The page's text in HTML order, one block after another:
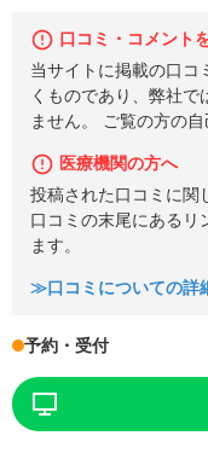
口コミ・コメント
当サイトに掲載の口コ
くものであり、弊社
ません。 ご覧の方の
医療機関の方へ
投稿された口コミに関
口コミの末尾にあるリ
ます。
≫口コミについての詳
予約・受付